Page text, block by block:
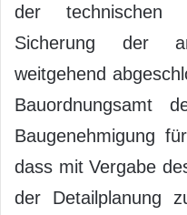
der technischen
Sicherung der
weitgehend
Bauordnungsamt
Baugenehmigung
dass mit Vergabe
der Detailplanung